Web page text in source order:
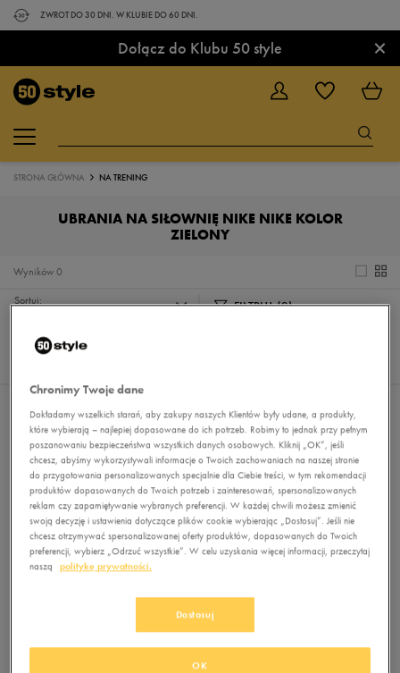
ZWROT DO 30 DNI. W KLUBIE DO 60 DNI.
Dołącz do Klubu 50 style ×
STRONA GŁÓWNA NA TRENING
UBRANIA NA SIŁOWNIĘ NIKE NIKE KOLOR
ZIELONY
0
Wyników
Sortuj:
FILTRUJ (2)
Wybrane filtry: NIKE ZIELONY Wyczyść filtry
Brak produktów do wyświetlenia
Zmień kryteria wyszukiwania lub
usuń wybrane filtry
Chronimy Twoje dane
Dokładamy wszelkich starań, aby zakupy naszych Klientów były udane, a produkty,
które wybierają – najlepiej dopasowane do ich potrzeb. Robimy to jednak przy pełnym
poszanowaniu bezpieczeństwa wszystkich danych osobowych. Kliknij „OK”, jeśli
chcesz, abyśmy wykorzystywali informacje o Twoich zachowaniach na naszej stronie
do przygotowania personalizowanych specjalnie dla Ciebie treści, w tym rekomendacji
produktów dopasowanych do Twoich potrzeb i zainteresowań, spersonalizowanych
reklam czy zapamiętywanie wybranych preferencji. W każdej chwili możesz zmienić
swoją decyzję i ustawienia dotyczące plików cookie wybierając „Dostosuj”. Jeśli nie
chcesz otrzymywać spersonalizowanej oferty produktów, dopasowanych do Twoich
preferencji, wybierz „Odrzuć wszystkie”. W celu uzyskania więcej informacji, przeczytaj
naszą
politykę prywatności.
Dostosuj
OK